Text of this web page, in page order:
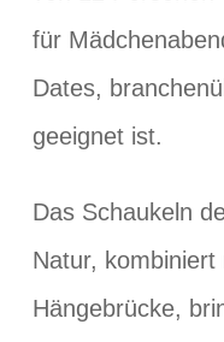
für
Dates,
geeignet ist.
Das Schaukeln
Natur,
Hängebrücke,